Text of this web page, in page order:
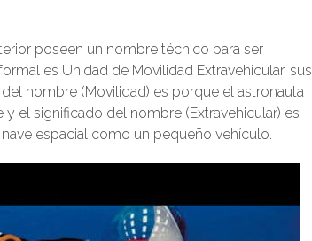
poseen un nombre técnico para ser
es Unidad de Movilidad Extravehicular, sus
nombre (Movilidad) es porque el astronauta
el significado del nombre (Extravehicular) es
espacial como un pequeño vehículo.